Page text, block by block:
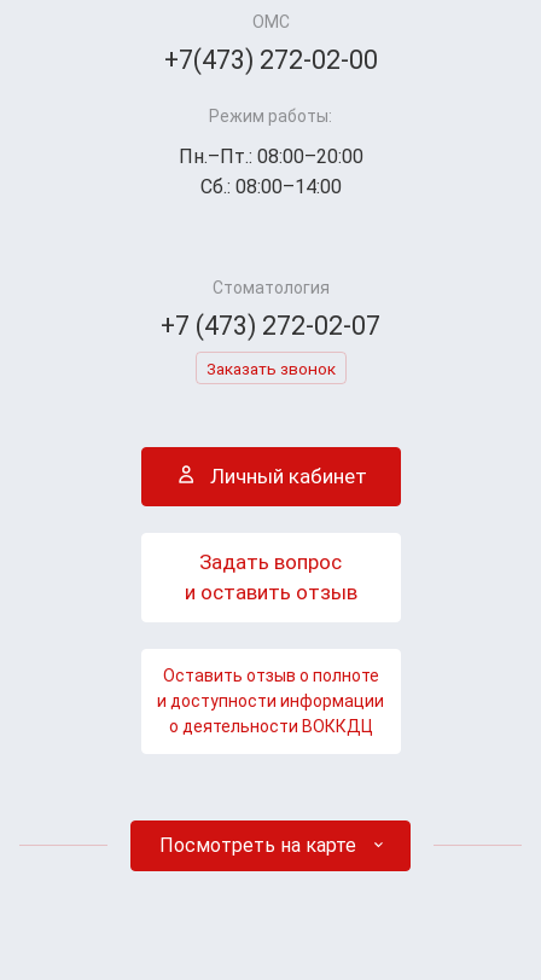
ОМС
+7(473) 272-02-00
Режим работы:
Пн.–Пт.: 08:00–20:00
Сб.: 08:00–14:00
Стоматология
+7 (473) 272-02-07
Заказать звонок
Личный кабинет
Задать вопрос
и оставить отзыв
Оставить отзыв о полноте
и доступности информации
о деятельности ВОККДЦ
Посмотреть на карте